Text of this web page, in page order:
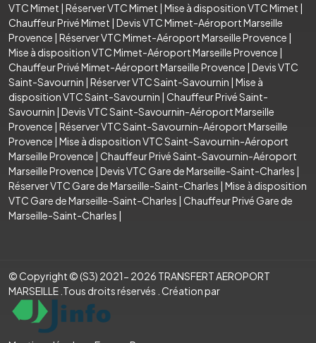
VTC Mimet | Réserver VTC Mimet | Mise à disposition VTC Mimet |
Chauffeur Privé Mimet | Devis VTC Mimet-Aéroport Marseille
Provence | Réserver VTC Mimet-Aéroport Marseille Provence |
Mise à disposition VTC Mimet-Aéroport Marseille Provence |
Chauffeur Privé Mimet-Aéroport Marseille Provence | Devis VTC
Saint-Savournin | Réserver VTC Saint-Savournin | Mise à
disposition VTC Saint-Savournin | Chauffeur Privé Saint-
Savournin | Devis VTC Saint-Savournin-Aéroport Marseille
Provence | Réserver VTC Saint-Savournin-Aéroport Marseille
Provence | Mise à disposition VTC Saint-Savournin-Aéroport
Marseille Provence | Chauffeur Privé Saint-Savournin-Aéroport
Marseille Provence | Devis VTC Gare de Marseille-Saint-Charles |
Réserver VTC Gare de Marseille-Saint-Charles | Mise à disposition
VTC Gare de Marseille-Saint-Charles | Chauffeur Privé Gare de
Marseille-Saint-Charles |
© Copyright © (S3) 2021- 2026 TRANSFERT AEROPORT
MARSEILLE .Tous droits réservés . Création par